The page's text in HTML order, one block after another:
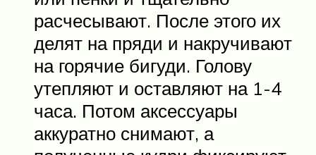
расчесывают. После этого их
делят на пряди и накручивают
на горячие бигуди. Голову
утепляют и оставляют на 1-4
часа. Потом аксессуары
аккуратно снимают, а